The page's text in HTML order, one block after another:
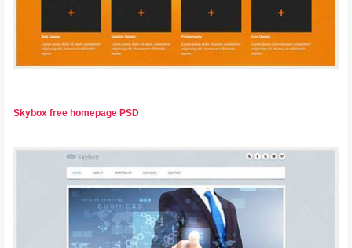
Skybox free homepage PSD